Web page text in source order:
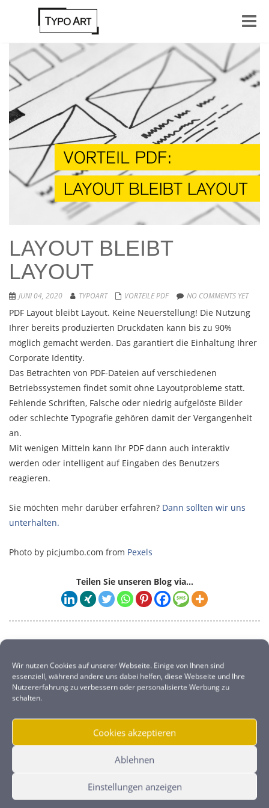
Wir nutzen Cookies auf unserer Webseite. Einige von Ihnen sind
essenziell, während andere uns dabei helfen, diese Webseite und Ihre
Nutzererfahrung zu verbessern oder personalisierte Werbung zu
schalten.
Cookies akzeptieren
Ablehnen
Einstellungen anzeigen
Toggle
LAYOUT BLEIBT
LAYOUT
JUNI 04, 2020 TYPOART VORTEILE PDF NO COMMENTS YET
PDF Layout bleibt Layout. Keine Neuerstellung! Die Nutzung
Ihrer bereits produzierten Druckdaten kann bis zu 90%
möglich gemacht werden. Das garantiert die Einhaltung Ihrer
Corporate Identity.
Das Betrachten von PDF-Dateien auf verschiedenen
Betriebssystemen findet somit ohne Layoutprobleme statt.
Fehlende Schriften, Falsche oder niedrig aufgelöste Bilder
oder schlechte Typografie gehören damit der Vergangenheit
an.
Mit wenigen Mitteln kann Ihr PDF dann auch interaktiv
werden oder intelligent auf Eingaben des Benutzers
reagieren.
Sie möchten mehr darüber erfahren? Dann sollten wir uns
unterhalten.
Photo by picjumbo.com from Pexels
Teilen Sie unseren Blog via...